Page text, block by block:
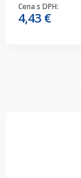
Cena s DPH:
4,43 €